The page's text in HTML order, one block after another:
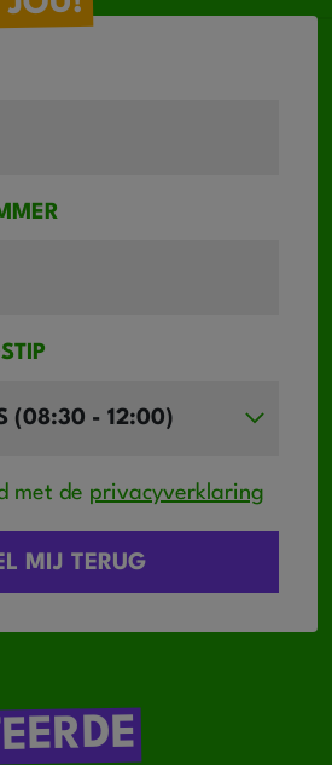
met de privacyverklaring